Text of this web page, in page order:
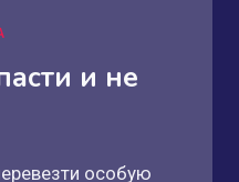
и не
особую